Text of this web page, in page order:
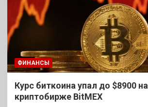
ФИНАНСЫ
Курс биткоина упал до $8900 на
криптобирже BitMEX